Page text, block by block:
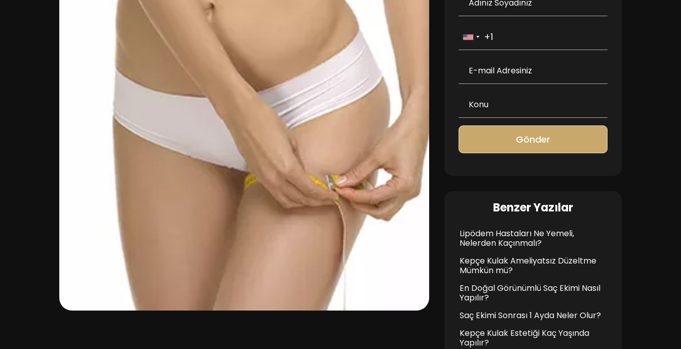
Gönder
Benzer Yazılar
Lipödem Hastaları Ne Yemeli,
Nelerden Kaçınmalı?
Kepçe Kulak Ameliyatsız Düzeltme
Mümkün mü?
En Doğal Görünümlü Saç Ekimi Nasıl
Yapılır?
Saç Ekimi Sonrası 1 Ayda Neler Olur?
Kepçe Kulak Estetiği Kaç Yaşında
Yapılır?